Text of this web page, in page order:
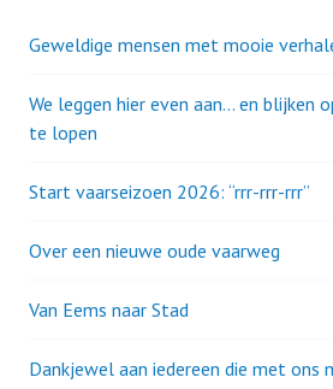
Geweldige mensen met mooie
We leggen hier even aan… en blijken
te lopen
Start vaarseizoen 2026: “rrr-rrr-rrr”
Over een nieuwe oude vaarweg
Van Eems naar Stad
Dankjewel aan iedereen die met ons